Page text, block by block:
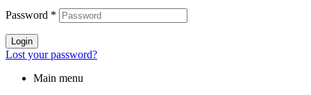
Password *
Login
Lost your password?
Main menu